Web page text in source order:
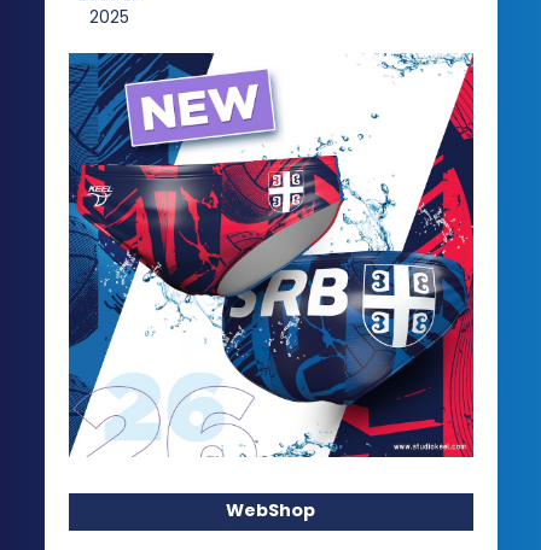
WebShop